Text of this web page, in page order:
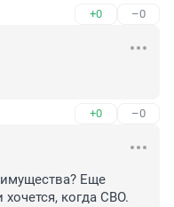
+0 –0
+0 –0
Еще
когда СВО.